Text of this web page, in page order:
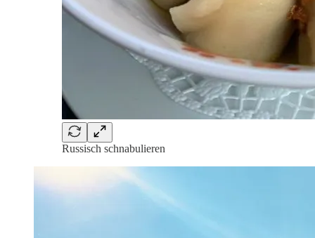
Russisch schnabulieren